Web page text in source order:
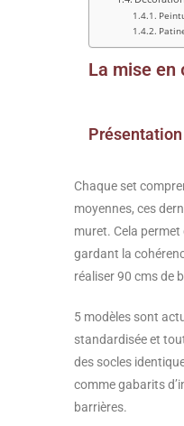
La mise
Chaque set
moyennes, ces
muret. Cela
gardant la
réaliser 90 cms de
5 modèles sont
standardisée et
des socles
comme gabarits
barrières.